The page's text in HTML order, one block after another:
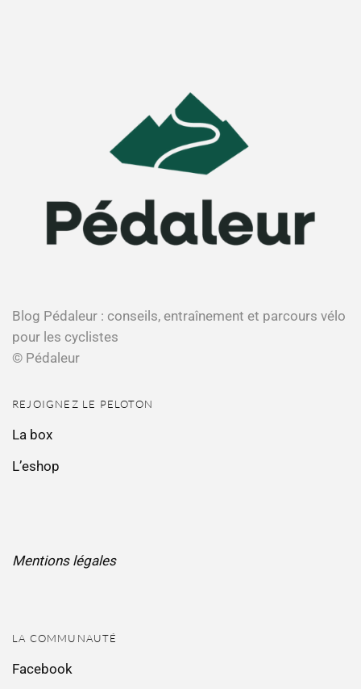
Blog Pédaleur : conseils, entraînement et parcours vélo
pour les cyclistes
© Pédaleur
REJOIGNEZ LE PELOTON
La box
L’eshop
Mentions légales
LA COMMUNAUTÉ
Facebook